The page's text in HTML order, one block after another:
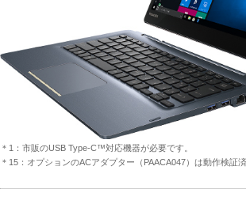
＊1：市販のUSB Type-C™対応機器が必要です。
＊15：オプションのACアダプター（PAACA047）は動作検証済